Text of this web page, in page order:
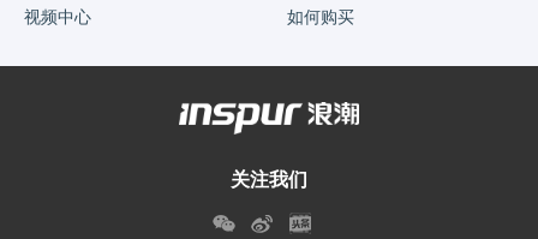
视频中心 如何购买
关注我们